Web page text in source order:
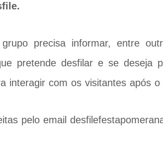
precisa informar, entre
pretende desfilar e se deseja
interagir com os visitantes após o
pelo email